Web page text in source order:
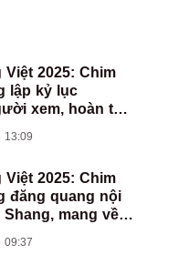
Việt 2025: Chim
lập kỷ lục
xem, hoàn tất
13:09
Việt 2025: Chim
đăng quang nội
mang về
Nam
09:37